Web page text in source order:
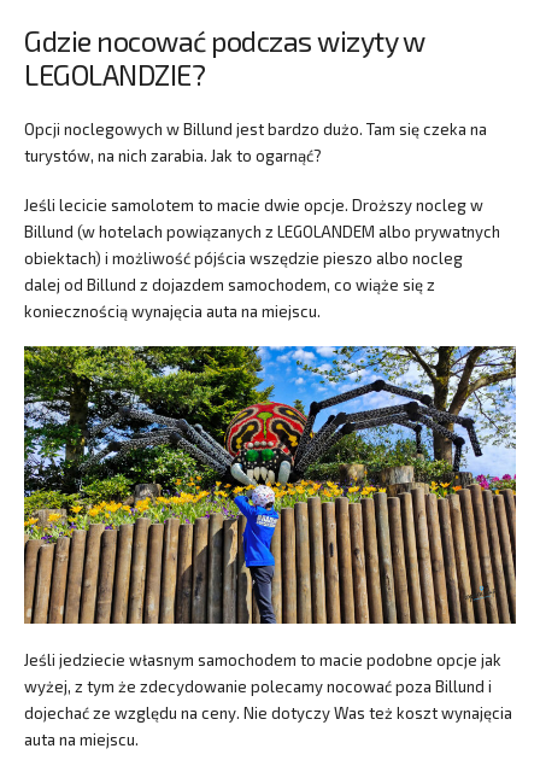
Gdzie nocować podczas wizyty w
LEGOLANDZIE?
Opcji noclegowych w Billund jest bardzo dużo. Tam się czeka na
turystów, na nich zarabia. Jak to ogarnąć?
Jeśli lecicie samolotem to macie dwie opcje. Droższy nocleg w
Billund (w hotelach powiązanych z LEGOLANDEM albo prywatnych
obiektach) i możliwość pójścia wszędzie pieszo albo nocleg
dalej od Billund z dojazdem samochodem, co wiąże się z
koniecznością wynajęcia auta na miejscu.
Jeśli jedziecie własnym samochodem to macie podobne opcje jak
wyżej, z tym że zdecydowanie polecamy nocować poza Billund i
dojechać ze względu na ceny. Nie dotyczy Was też koszt wynajęcia
auta na miejscu.